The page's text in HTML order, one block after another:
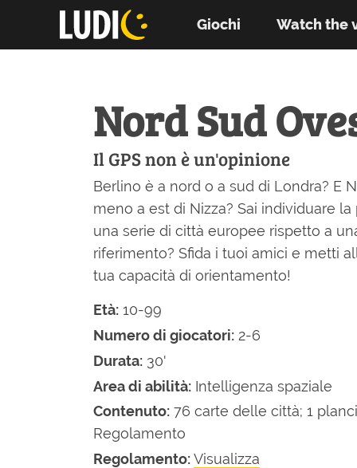
Giochi Watch the
Nord Sud
Il GPS non è un'opinione
Berlino è a nord o a sud di Londra? E
meno a est di Nizza? Sai individuare
una serie di città europee rispetto a
riferimento? Sfida i tuoi amici e metti
tua capacità di orientamento!
Età: 10-99
Numero di giocatori: 2-6
Durata: 30'
Area di abilità: Intelligenza spaziale
Contenuto: 76 carte delle città; 1
Regolamento
Regolamento:Visualizza